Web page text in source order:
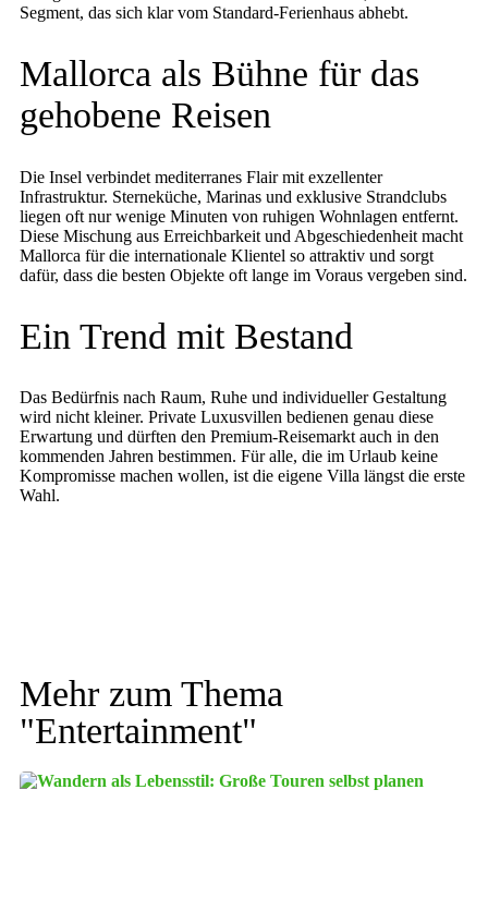
Segment, das sich klar vom Standard-Ferienhaus abhebt.
Mallorca als Bühne für das
gehobene Reisen
Die Insel verbindet mediterranes Flair mit exzellenter
Infrastruktur. Sterneküche, Marinas und exklusive Strandclubs
liegen oft nur wenige Minuten von ruhigen Wohnlagen entfernt.
Diese Mischung aus Erreichbarkeit und Abgeschiedenheit macht
Mallorca für die internationale Klientel so attraktiv und sorgt
dafür, dass die besten Objekte oft lange im Voraus vergeben sind.
Ein Trend mit Bestand
Das Bedürfnis nach Raum, Ruhe und individueller Gestaltung
wird nicht kleiner. Private Luxusvillen bedienen genau diese
Erwartung und dürften den Premium-Reisemarkt auch in den
kommenden Jahren bestimmen. Für alle, die im Urlaub keine
Kompromisse machen wollen, ist die eigene Villa längst die erste
Wahl.
Mehr zum Thema
"Entertainment"